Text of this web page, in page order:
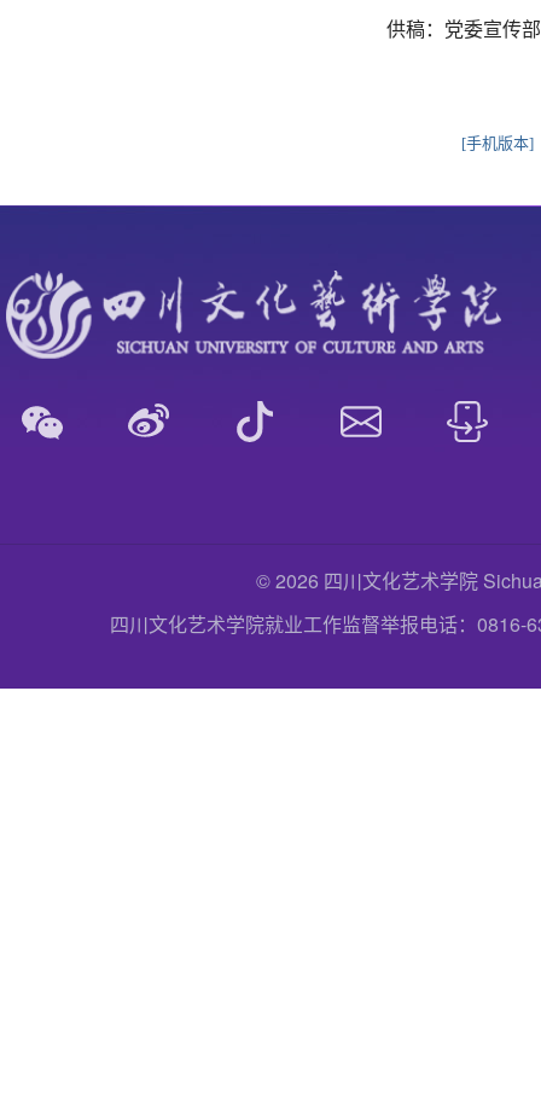
供稿：党委宣传
[手机版本]
© 2026 四川文化艺术学院
四川文化艺术学院就业工作监督举报电话：